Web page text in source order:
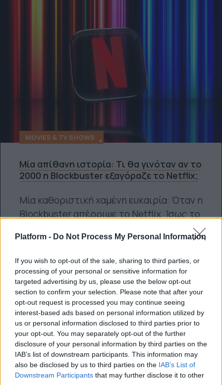
Platform - Do Not Process My Personal Information
If you wish to opt-out of the sale, sharing to third parties, or
processing of your personal or sensitive information for
targeted advertising by us, please use the below opt-out
section to confirm your selection. Please note that after your
opt-out request is processed you may continue seeing
interest-based ads based on personal information utilized by
us or personal information disclosed to third parties prior to
your opt-out. You may separately opt-out of the further
disclosure of your personal information by third parties on the
IAB’s list of downstream participants. This information may
also be disclosed by us to third parties on the IAB’s List of
Downstream Participants that may further disclose it to other
MOVIES & TV SHOWS
Μία απίθανη ιστορία: Τι θα γινόταν αν το
2000 η Blockbuster εξαγόραζε το Netflix;
Μία καθοριστική χαμένη ευκαιρία: Όταν η
Blockbuster απέρριψε το Netflix. Ίσως το